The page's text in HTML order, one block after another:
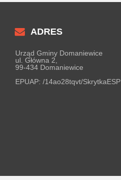
ADRES
Urząd Gminy Domaniewice
ul. Główna 2,
99-434 Domaniewice
EPUAP: /14ao28tqvt/SkrytkaESP